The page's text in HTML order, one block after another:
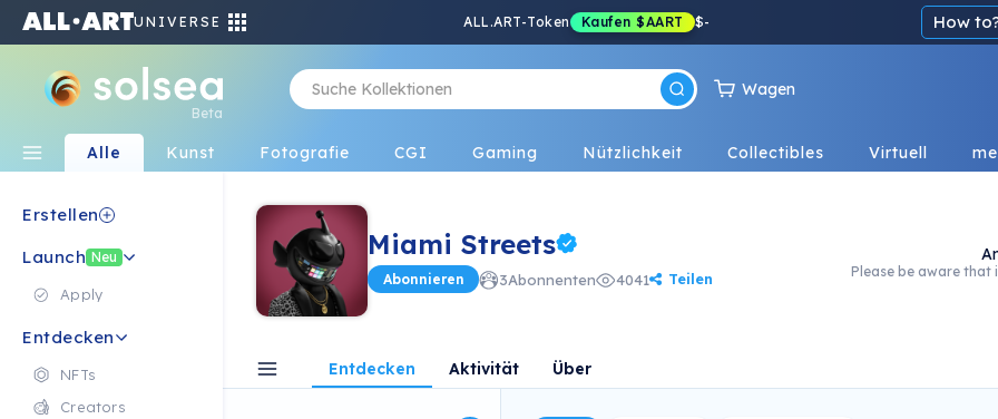
UNIVERSE ALL.ART-Token Kaufen $AART $- How
Beta
Wagen
Alle Kunst Fotografie CGI Gaming Nützlichkeit Collectibles Virtuell
Erstellen
Launch Neu
Apply
Entdecken
NFTs
Creators
Miami Streets
Abonnieren 3Abonnenten 4041 Teilen Please be aware that
Entdecken Aktivität Über